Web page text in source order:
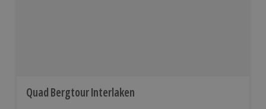
Quad Bergtour Interlaken